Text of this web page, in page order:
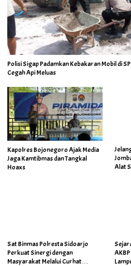
Polisi Sigap Padamkan Kebakaran Mobil di
Cegah Api Meluas
Kapolres Bojonegoro Ajak Media
Jaga Kamtibmas dan Tangkal
Hoaxs
Alat
Sat Binmas Polresta Sidoarjo
Perkuat Sinergi dengan
Masyarakat Melalui Curhat